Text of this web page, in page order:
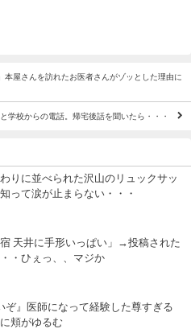
本屋さんを訪れたお医者さんがゾッとした理由に
学校からの電話。帰宅後話を聞いたら・・・
りに並べられた沢山のリュックサッ
って涙が止まらない・・・
宿 天井に手形いっぱい」→投稿された
・ひぇっ、、マジか
ぞ』医師になって経験した尊すぎる
頬がゆるむ